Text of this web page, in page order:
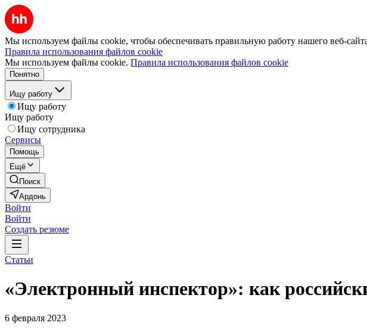
Мы используем файлы cookie, чтобы обеспечивать правильную работу нашего веб-
Правила использования файлов cookie
Мы используем файлы cookie. Правила использования файлов cookie
Понятно
Ищу работу
Ищу работу
Ищу работу
Ищу сотрудника
Сервисы
Помощь
Ещё
Поиск
Ардонь
Войти
Войти
Создать резюме
Статьи
«Электронный инспектор»: как
6 февраля 2023